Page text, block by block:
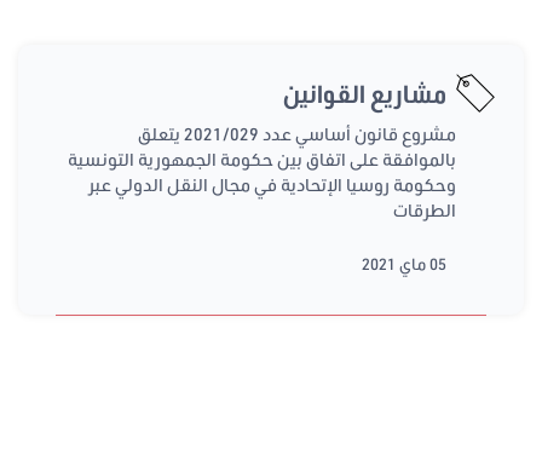
مشاريع القوانين
مشروع قانون أساسي عدد 2021/029 يتعلق
بالموافقة على اتفاق بين حكومة الجمهورية التونسية
وحكومة روسيا الإتحادية في مجال النقل الدولي عبر
الطرقات
05 ماي 2021